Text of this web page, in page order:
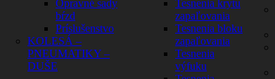
Opravné sady
bŕzd
Príslušenstvo
KOLESÁ –
PNEUMATIKY –
DUŠE
Tesnenia krytu
zapaľovania
Tesnenia bloku
zapaľovania
Tesnenia
výfuku